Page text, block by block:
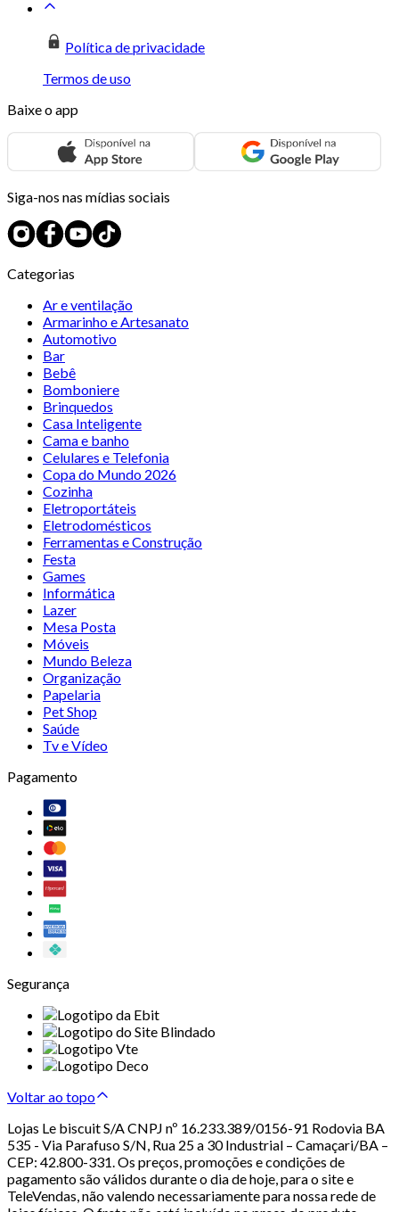
Política de privacidade
Termos de uso
Baixe o app
Siga-nos nas mídias sociais
Categorias
Ar e ventilação
Armarinho e Artesanato
Automotivo
Bar
Bebê
Bomboniere
Brinquedos
Casa Inteligente
Cama e banho
Celulares e Telefonia
Copa do Mundo 2026
Cozinha
Eletroportáteis
Eletrodomésticos
Ferramentas e Construção
Festa
Games
Informática
Lazer
Mesa Posta
Móveis
Mundo Beleza
Organização
Papelaria
Pet Shop
Saúde
Tv e Vídeo
Pagamento
Segurança
Voltar ao topo
Lojas Le biscuit S/A CNPJ nº 16.233.389/0156-91 Rodovia BA
535 - Via Parafuso S/N, Rua 25 a 30 Industrial – Camaçari/BA –
CEP: 42.800-331. Os preços, promoções e condições de
pagamento são válidos durante o dia de hoje, para o site e
TeleVendas, não valendo necessariamente para nossa rede de